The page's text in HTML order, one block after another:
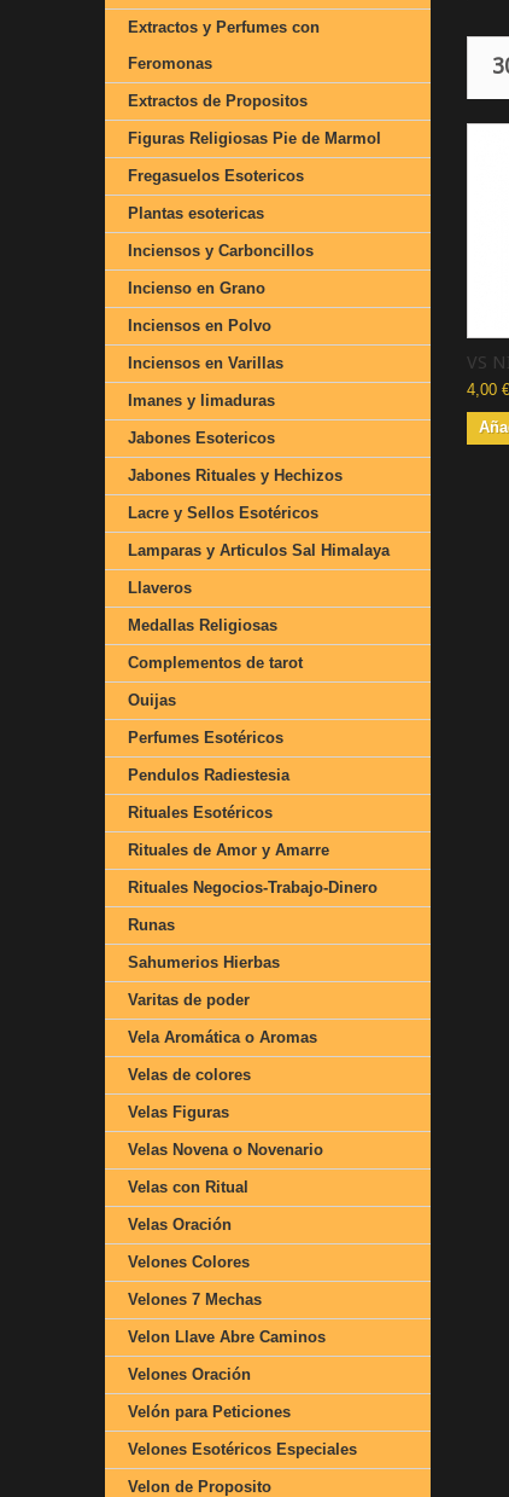
Extractos y Perfumes con
Feromonas
Extractos de Propositos
Figuras Religiosas Pie de Marmol
Fregasuelos Esotericos
Plantas esotericas
Inciensos y Carboncillos
Incienso en Grano
Inciensos en Polvo
Inciensos en Varillas
Imanes y limaduras
Jabones Esotericos
Jabones Rituales y Hechizos
Lacre y Sellos Esotéricos
Lamparas y Articulos Sal Himalaya
Llaveros
Medallas Religiosas
Complementos de tarot
Ouijas
Perfumes Esotéricos
Pendulos Radiestesia
Rituales Esotéricos
Rituales de Amor y Amarre
Rituales Negocios-Trabajo-Dinero
Runas
Sahumerios Hierbas
Varitas de poder
Vela Aromática o Aromas
Velas de colores
Velas Figuras
Velas Novena o Novenario
Velas con Ritual
Velas Oración
Velones Colores
Velones 7 Mechas
Velon Llave Abre Caminos
Velones Oración
Velón para Peticiones
Velones Esotéricos Especiales
Velon de Proposito
VS
4,00 €